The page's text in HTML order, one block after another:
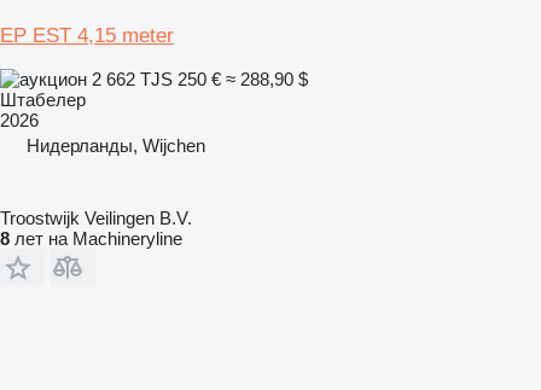
EP EST 4,15 meter
2 662 TJS 250 € ≈ 288,90 $
Штабелер
2026
Нидерланды, Wijchen
Troostwijk Veilingen B.V.
8 лет на Machineryline